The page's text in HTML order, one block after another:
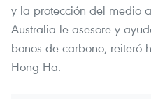
y la protección del medio
Australia le asesore y
bonos de carbono, reiteró
Hong Ha.